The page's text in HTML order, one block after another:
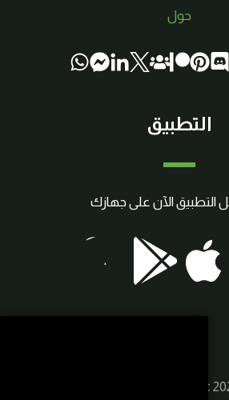
حول
التطبيق
التطبيق الآن على جهازك